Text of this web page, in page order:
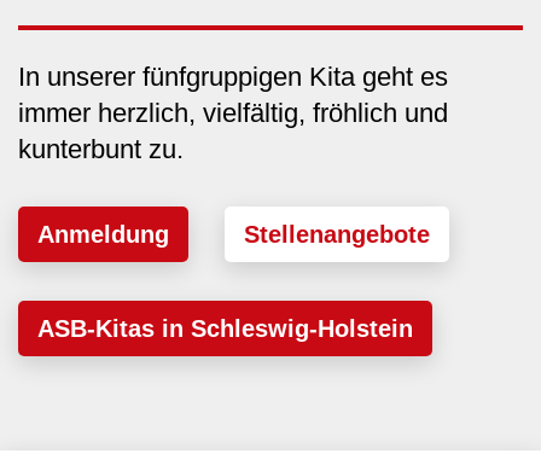
In unserer fünfgruppigen Kita geht es
immer herzlich, vielfältig, fröhlich und
kunterbunt zu.
Anmeldung Stellenangebote
ASB-Kitas in Schleswig-Holstein